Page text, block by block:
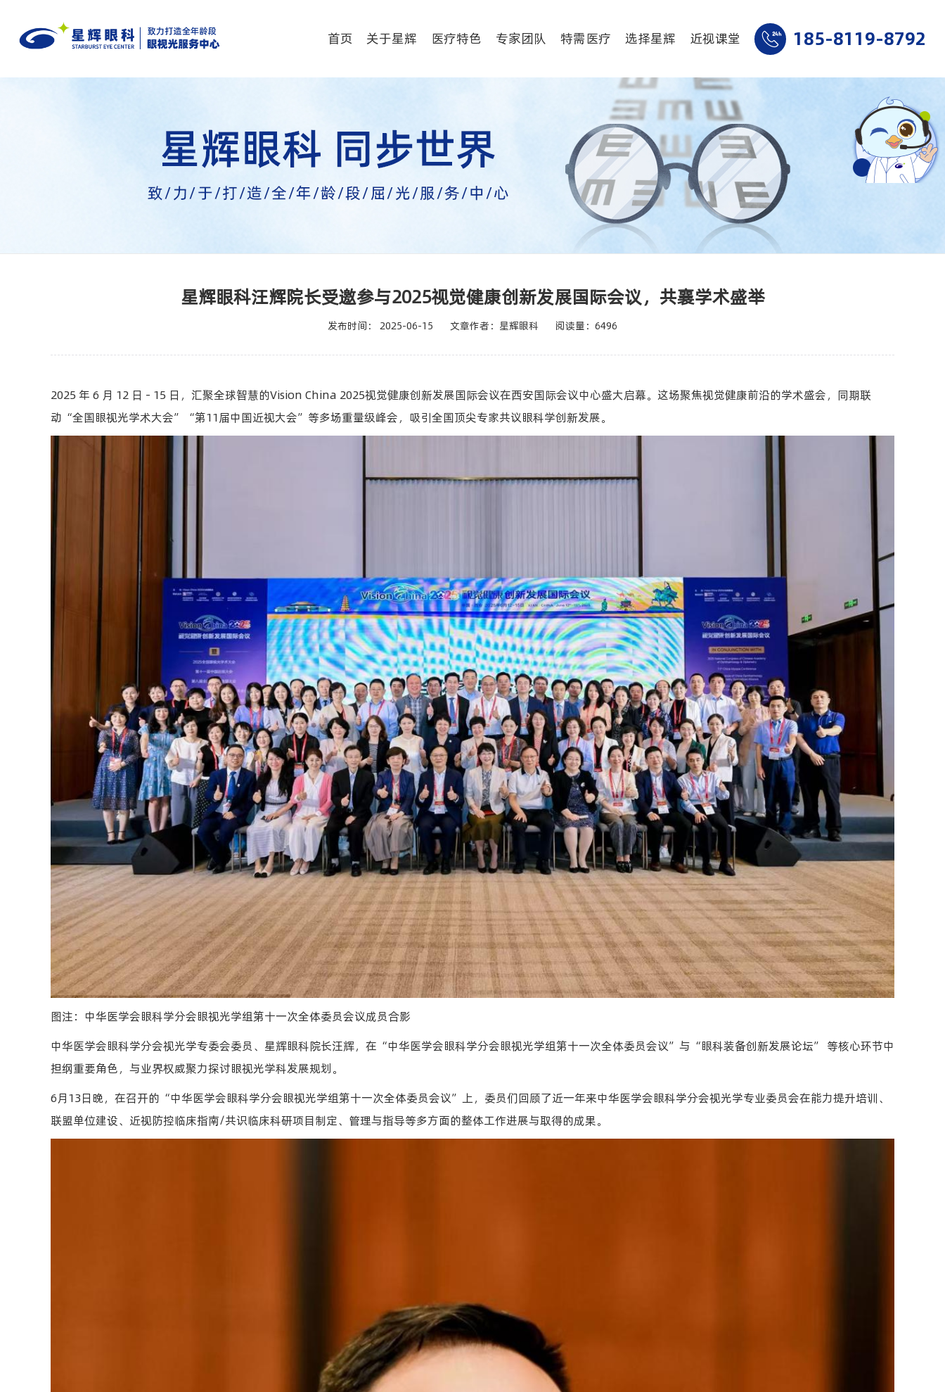
首页 关于星辉 医疗特色 专家团队 特需医疗 选择星辉 近视课堂 185-8119-8792
星辉眼科汪辉院长受邀参与2025视觉健康创新发展国际会议，共襄学术盛举
发布时间： 2025-06-15 文章作者：星辉眼科 阅读量：6496
2025 年 6 月 12 日 - 15 日，汇聚全球智慧的Vision China 2025视觉健康创新发展国际会议在西安国际会议中心盛大启幕。这场聚焦视觉健康前沿的学术盛会，同期联
动“全国眼视光学术大会”“第11届中国近视大会”等多场重量级峰会，吸引全国顶尖专家共议眼科学创新发展。
图注：中华医学会眼科学分会眼视光学组第十一次全体委员会议成员合影
中华医学会眼科学分会视光学专委会委员、星辉眼科院长汪辉，在“中华医学会眼科学分会眼视光学组第十一次全体委员会议”与“眼科装备创新发展论坛” 等核心环节中
担纲重要角色，与业界权威聚力探讨眼视光学科发展规划。
6月13日晚，在召开的“中华医学会眼科学分会眼视光学组第十一次全体委员会议”上，委员们回顾了近一年来中华医学会眼科学分会视光学专业委员会在能力提升培训、
联盟单位建设、近视防控临床指南/共识临床科研项目制定、管理与指导等多方面的整体工作进展与取得的成果。